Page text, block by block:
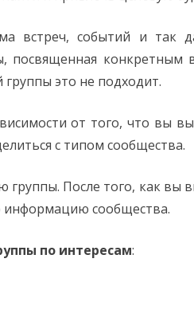
встреч, событий и так
посвященная конкретным
это не подходит.
от того, что вы
с типом сообщества.
группы. После того, как вы
сообщества.
по интересам: